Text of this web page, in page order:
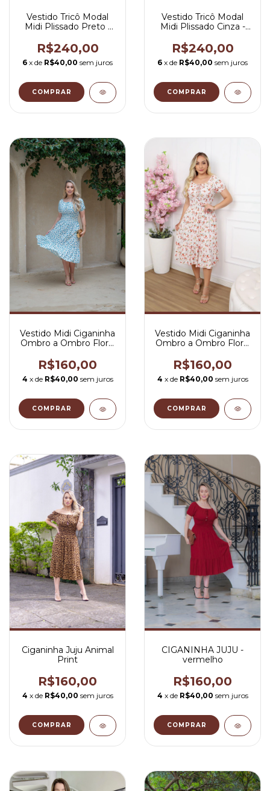
Vestido Tricô Modal
Midi Plissado Preto -
R$240,00
6 x de R$40,00 sem juros
COMPRAR
Vestido Tricô Modal
Midi Plissado Cinza -
R$240,00
6 x de R$40,00 sem juros
COMPRAR
Vestido Midi Ciganinha
Ombro a Ombro Floral
R$160,00
4 x de R$40,00 sem juros
COMPRAR
Vestido Midi Ciganinha
Ombro a Ombro Floral
R$160,00
4 x de R$40,00 sem juros
COMPRAR
Ciganinha Juju Animal
Print
R$160,00
4 x de R$40,00 sem juros
COMPRAR
CIGANINHA JUJU -
vermelho
R$160,00
4 x de R$40,00 sem juros
COMPRAR